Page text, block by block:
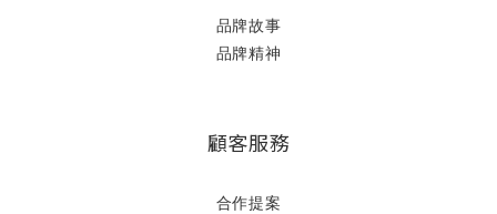
品牌故事
品牌精神
顧客服務
合作提案